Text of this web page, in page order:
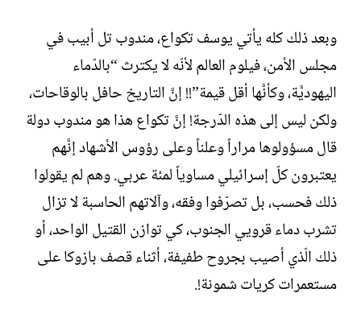
وبعد ذلك كله يأتي يوسف تكواع، مندوب تل أبيب في
مجلس الأمن، فيلوم العالم لأنّه لا يكترث “بالدّماء
اليهوديَّة، وكأنَّها أقل قيمة”!! إنَّ التاريخ حافل بالوقاحات،
ولكن ليس إلى هذه الدّرجة! إنَّ تكواع هذا هو مندوب دولة
قال مسؤولوها مراراً وعلناً وعلى رؤوس الأشهاد إنَّهم
يعتبرون كلّ إسرائيلي مساوياً لمئة عربي. وهم لم يقولوا
ذلك فحسب، بل تصرّفوا وفقه، وآلاتهم الحاسبة لا تزال
تشرب دماء قرويي الجنوب، كي توازن القتيل الواحد، أو
ذلك الّذي أصيب بجروح طفيفة، أثناء قصف بازوكا على
مستعمرات كريات شمونة!.